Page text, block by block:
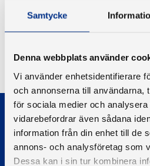
Samtycke
Denna webbplats använder
Vi använder enhetsidentifierare
och annonserna till användarna,
för sociala medier och
vidarebefordrar även sådana
information från din enhet till de
annons- och analysföretag som
Dessa kan i sin tur kombinera
Tillbaka